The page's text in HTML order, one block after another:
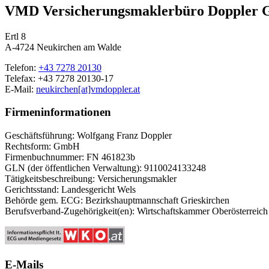
VMD Versicherungsmaklerbüro Doppler
Ertl 8
A-4724 Neukirchen am Walde
Telefon: +43 7278 20130
Telefax: +43 7278 20130-17
E-Mail: neukirchen[at]vmdoppler.at
Firmeninformationen
Geschäftsführung: Wolfgang Franz Doppler
Rechtsform: GmbH
Firmenbuchnummer: FN 461823b
GLN (der öffentlichen Verwaltung): 9110024133248
Tätigkeitsbeschreibung: Versicherungsmakler
Gerichtsstand: Landesgericht Wels
Behörde gem. ECG: Bezirkshauptmannschaft Grieskirchen
Berufsverband-Zugehörigkeit(en): Wirtschaftskammer Oberösterreich
E-Mails